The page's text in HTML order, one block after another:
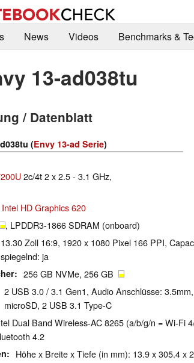
News Videos Benchmarks &
13-ad038tu
/ Datenblatt
(Envy 13-ad Serie)
2c/4t 2 x 2.5 - 3.1 GHz,
Intel HD Graphics 620
, LPDDR3-1866 SDRAM (onboard)
13.30 Zoll 16:9, 1920 x 1080 Pixel 166 PPI,
spiegelnd: ja
256 GB NVMe, 256 GB
2 USB 3.0 / 3.1 Gen1, Audio Anschlüsse:
microSD, 2 USB 3.1 Type-C
Dual Band Wireless-AC 8265 (a/b/g/n = Wi-Fi
4.2
Höhe x Breite x Tiefe (in mm): 13.9 x 305.4 x